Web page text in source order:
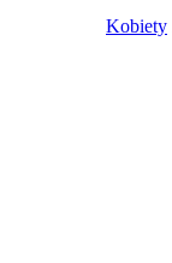
Kobiety